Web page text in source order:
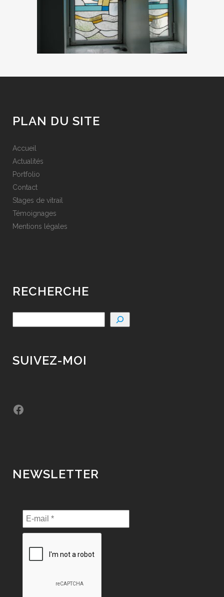
PLAN DU SITE
Accueil
Actualités
Portfolio
Contact
Stages de vitrail
Témoignages
Mentions légales
RECHERCHE
SUIVEZ-MOI
Facebook
NEWSLETTER